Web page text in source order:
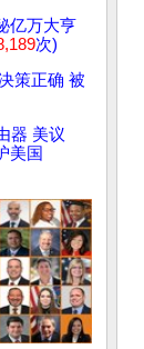
亿万大亨
次)
策正确 被
器 美议
美国